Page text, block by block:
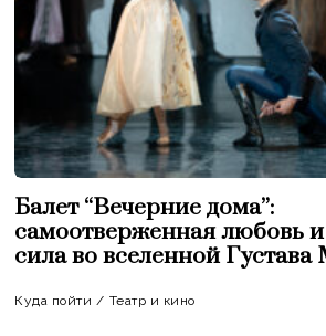
Балет “Вечерние дома”:
самоотверженная любовь
сила во вселенной
Куда пойти / Театр и кино